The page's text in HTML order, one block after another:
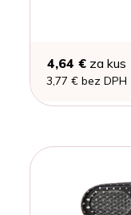
4,64 €za kus
3,77 € bez DPH